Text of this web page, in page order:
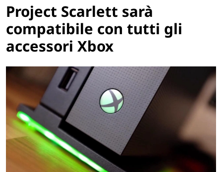
Project Scarlett sarà
compatibile con tutti gli
accessori Xbox